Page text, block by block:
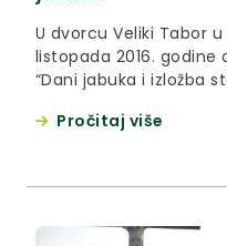
U dvorcu Veliki Tabor u
listopada 2016.
“Dani jabuka i izložba
Pročitaj više